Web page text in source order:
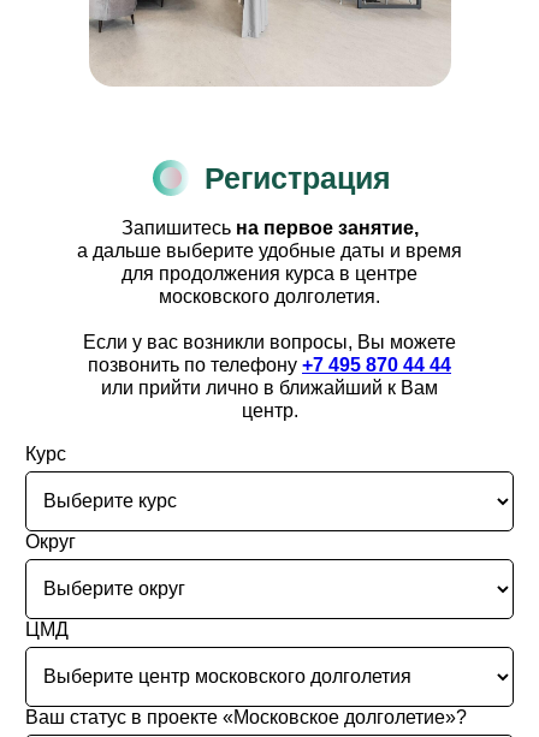
Регистрация
Запишитесь на первое занятие,
а дальше выберите удобные даты и время
для продолжения курса в центре
московского долголетия.
Если у вас возникли вопросы, Вы можете
позвонить по телефону +7 495 870 44 44
или прийти лично в ближайший к Вам
центр.
прохождения занятий перед началом
Курс
Округ
ЦМД
Ваш статус в проекте «Московское долголетие»?
Здоровье